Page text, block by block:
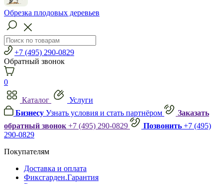
Обрезка плодовых деревьев
+7 (495) 290-0829
Обратный звонок
0
Каталог
Услуги
Бизнесу Узнать условия и стать партнёром
Заказать
обратный звонок +7 (495) 290-0829 Позвонить +7 (495)
290-0829
Покупателям
Доставка и оплата
Фиксгарден.Гарантия